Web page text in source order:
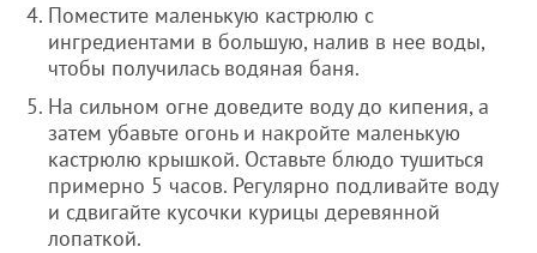
Поместите маленькую кастрюлю с
ингредиентами в большую, налив в нее воды,
чтобы получилась водяная баня.
На сильном огне доведите воду до кипения, а
затем убавьте огонь и накройте маленькую
кастрюлю крышкой. Оставьте блюдо тушиться
примерно 5 часов. Регулярно подливайте воду
и сдвигайте кусочки курицы деревянной
лопаткой.